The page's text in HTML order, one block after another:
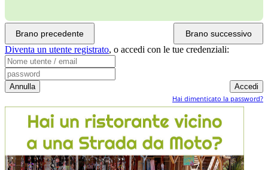
Brano precedente Brano successivo
Diventa un utente registrato, o accedi con le tue credenziali:
Hai dimenticato la password?